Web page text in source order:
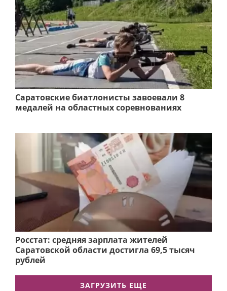
Саратовские биатлонисты завоевали 8
медалей на областных соревнованиях
Росстат: средняя зарплата жителей
Саратовской области достигла 69,5 тысяч
рублей
ЗАГРУЗИТЬ ЕЩЕ